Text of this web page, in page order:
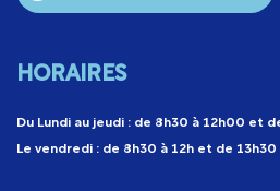
HORAIRES
Du Lundi au jeudi : de 8h30 à 12h00 et
Le vendredi : de 8h30 à 12h et de 13h30